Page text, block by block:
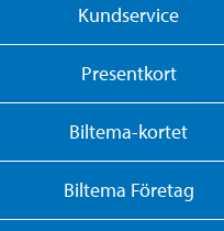
Kundservice
Presentkort
Biltema-kortet
Biltema Företag